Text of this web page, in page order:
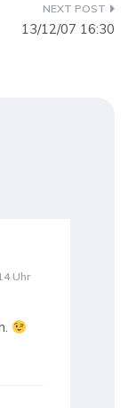
13/12/07 16:30
Uhr